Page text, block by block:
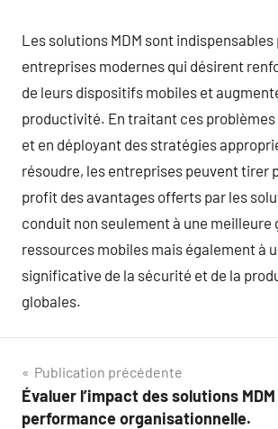
Les solutions MDM sont indispensables
entreprises modernes qui désirent
de leurs dispositifs mobiles et
productivité. En traitant ces
et en déployant des stratégies
résoudre, les entreprises peuvent tirer
profit des avantages offerts par les
conduit non seulement à une meilleure
ressources mobiles mais également à
significative de la sécurité et de la
globales.
Navigation
de
Publication précédente
Évaluer l’impact des solutions
performance organisationnelle.